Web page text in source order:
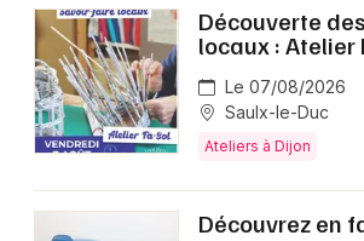
Découverte
locaux : Atelier
Le 07/08/2026
Saulx-le-Duc
Ateliers à Dijon
Découvrez en